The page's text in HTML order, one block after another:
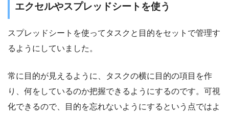
エクセルやスプレッドシートを使う
スプレッドシートを使ってタスクと目的をセットで管理す
るようにしていました。
常に目的が見えるように、タスクの横に目的の項目を作
り、何をしているのか把握できるようにするのです。可視
化できるので、目的を忘れないようにするという点ではよ